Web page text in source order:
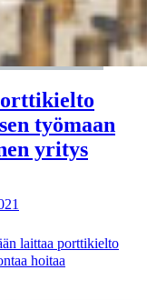
työmaan
yritys
laittaa porttikielto
hoitaa